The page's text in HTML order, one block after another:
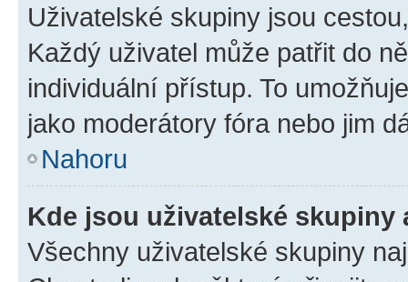
Uživatelské skupiny jsou
Každý uživatel může patřit do
individuální přístup. To
jako moderátory fóra nebo jim
Nahoru
Kde jsou uživatelské skupiny
Všechny uživatelské skupiny